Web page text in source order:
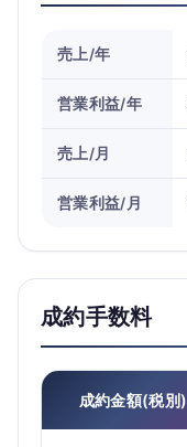
売上/年
営業利益/年
売上/月
営業利益/月
成約手数料
成約金額(税別)